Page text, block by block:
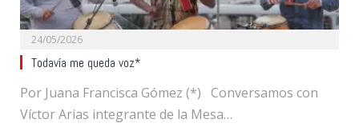
24/05/2026
Todavía me queda voz*
Por Juana Francisca Gómez (*) Conversamos con
Víctor Arias integrante de la Mesa…